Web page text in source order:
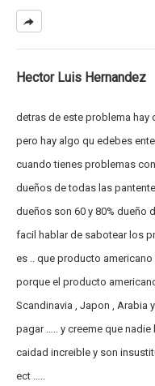
Hector Luis Hernandez
detras de este problema hay
pero hay algo qu edebes
cuando tienes problemas
dueños de todas las
dueños son 60 y 80% dueño
facil hablar de sabotear los
es .. que producto
porque el producto
Scandinavia , Japon , Arabia
pagar ….. y creeme que
caidad increible y son
ect …..